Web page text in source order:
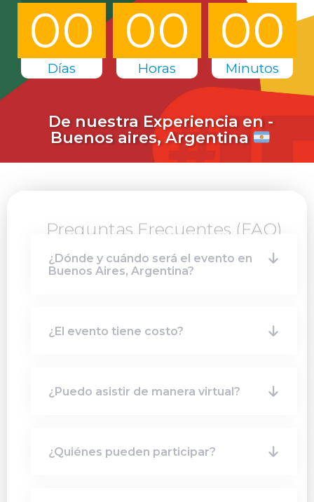
00
Días
00
Horas
00
Minutos
De nuestra Experiencia en -
Buenos aires, Argentina
Preguntas Frecuentes (FAQ)
¿Dónde y cuándo será el evento en
Buenos Aires, Argentina?
¿El evento tiene costo?
¿Puedo asistir de manera virtual?
¿Quiénes pueden participar?